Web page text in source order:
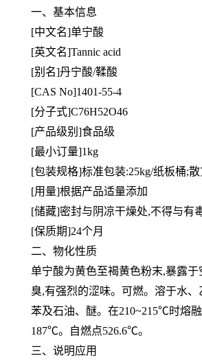
一、基本信息
[中文名]单宁酸
[英文名]Tannic acid
[别名]丹宁酸/鞣酸
[CAS No]1401-55-4
[分子式]C76H52O46
[产品级别]食品级
[最小订量]1kg
[包装规格]标准包装:25kg/纸板桶;散
[用量]根据产品适量添加
[储藏]密封与阴凉干燥处,不得与有
[保质期]24个月
二、物化性质
单宁酸为黄色至褐黄色粉末,暴露
臭,有强烈的涩味。可燃。溶于水
苯及石油、醚。在210~215℃时熔
187℃。自燃点526.6℃。
三、说明应用